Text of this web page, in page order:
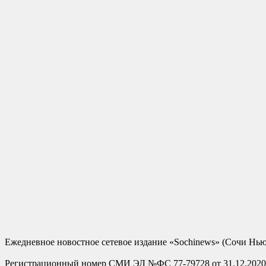
Ежедневное новостное сетевое издание «Sochinews» (Сочи
Регистрационный номер СМИ ЭЛ №ФС 77-79728 от 31.12.2020